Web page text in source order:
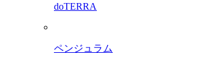
doTERRA
ペンジュラム